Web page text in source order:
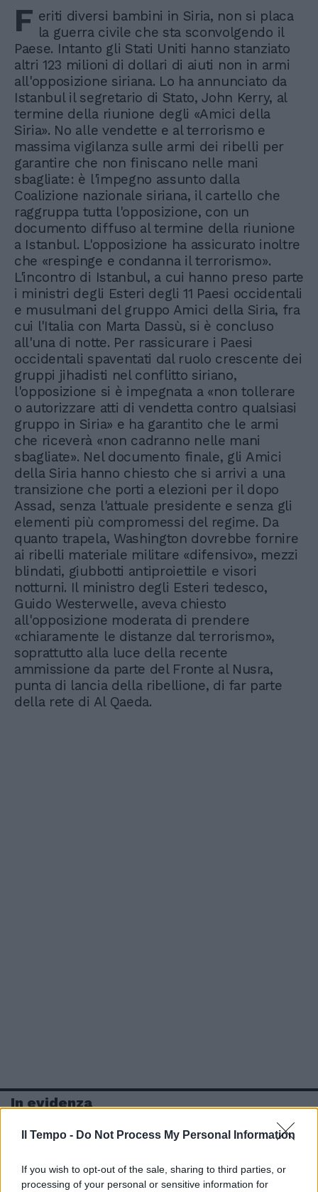
Il Tempo - Do Not Process My Personal Information
If you wish to opt-out of the sale, sharing to third parties, or
processing of your personal or sensitive information for
F eriti diversi bambini in Siria, non si placa
la guerra civile che sta sconvolgendo il
Paese. Intanto gli Stati Uniti hanno stanziato
altri 123 milioni di dollari di aiuti non in armi
all'opposizione siriana. Lo ha annunciato da
Istanbul il segretario di Stato, John Kerry, al
termine della riunione degli «Amici della
Siria». No alle vendette e al terrorismo e
massima vigilanza sulle armi dei ribelli per
garantire che non finiscano nelle mani
sbagliate: è l'impegno assunto dalla
Coalizione nazionale siriana, il cartello che
raggruppa tutta l'opposizione, con un
documento diffuso al termine della riunione
a Istanbul. L'opposizione ha assicurato inoltre
che «respinge e condanna il terrorismo».
L'incontro di Istanbul, a cui hanno preso parte
i ministri degli Esteri degli 11 Paesi occidentali
e musulmani del gruppo Amici della Siria, fra
cui l'Italia con Marta Dassù, si è concluso
all'una di notte. Per rassicurare i Paesi
occidentali spaventati dal ruolo crescente dei
gruppi jihadisti nel conflitto siriano,
l'opposizione si è impegnata a «non tollerare
o autorizzare atti di vendetta contro qualsiasi
gruppo in Siria» e ha garantito che le armi
che riceverà «non cadranno nelle mani
sbagliate». Nel documento finale, gli Amici
della Siria hanno chiesto che si arrivi a una
transizione che porti a elezioni per il dopo
Assad, senza l'attuale presidente e senza gli
elementi più compromessi del regime. Da
quanto trapela, Washington dovrebbe fornire
ai ribelli materiale militare «difensivo», mezzi
blindati, giubbotti antiproiettile e visori
notturni. Il ministro degli Esteri tedesco,
Guido Westerwelle, aveva chiesto
all'opposizione moderata di prendere
«chiaramente le distanze dal terrorismo»,
soprattutto alla luce della recente
ammissione da parte del Fronte al Nusra,
punta di lancia della ribellione, di far parte
della rete di Al Qaeda.
In evidenza